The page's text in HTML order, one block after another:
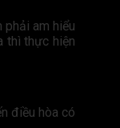
am hiểu
thì thực hiện
điều hòa có